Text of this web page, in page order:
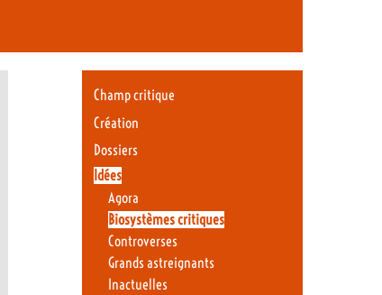
Champ critique
Création
Dossiers
Idées
Agora
Biosystèmes critiques
Controverses
Grands astreignants
Inactuelles